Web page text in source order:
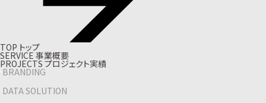
TOP トップ
SERVICE 事業概要
PROJECTS プロジェクト実績
BRANDING
DATA SOLUTION